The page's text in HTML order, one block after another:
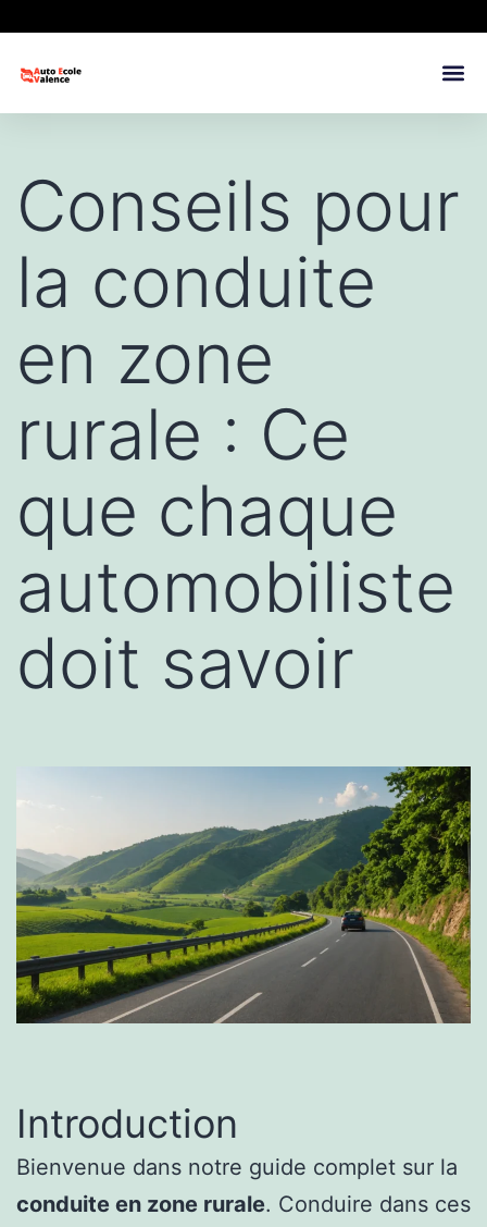
Conseils pour
la conduite
en zone
rurale : Ce
que chaque
automobiliste
doit savoir
Introduction
Bienvenue dans notre guide complet sur la
conduite en zone rurale. Conduire dans ces